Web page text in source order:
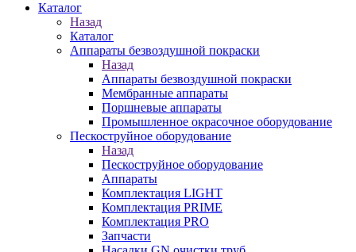
Каталог
Назад
Каталог
Аппараты безвоздушной покраски
Назад
Аппараты безвоздушной покраски
Мембранные аппараты
Поршневые аппараты
Промышленное окрасочное оборудование
Пескоструйное оборудование
Назад
Пескоструйное оборудование
Аппараты
Комплектация LIGHT
Комплектация PRIME
Комплектация PRO
Запчасти